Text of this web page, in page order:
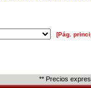
[Pág.
** Precios